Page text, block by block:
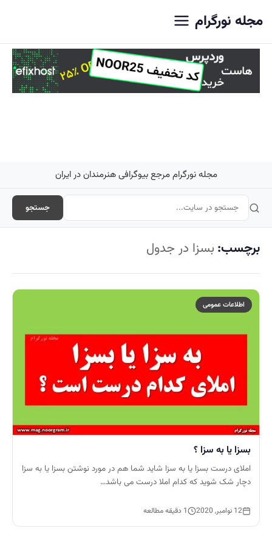
مجله نورگرام
مجله نورگرام مرجع بیوگرافی هنرمندان در ایران
جستجو
برچسب: بسزا در جدول
اطلاعات عمومی
بسزا یا به سزا ؟
املای درست بسزا یا به سزا شاید شما هم در مورد نوشتن بسزا یا به سزا
دچار شک شوید که کدام املا درست می باشد…
12 نوامبر, 2020 1 دقیقه مطالعه